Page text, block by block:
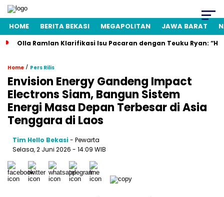
HOME BERITA BEKASI MEGAPOLITAN JAWA BARAT
Olla Ramlan Klarifikasi Isu Pacaran dengan Teuku Ryan:
Home / Pers Rilis
Envision Energy Gandeng Impact
Electrons Siam, Bangun Sistem
Energi Masa Depan Terbesar di Asia
Tenggara di Laos
Tim Hello Bekasi- Pewarta
Selasa, 2 Juni 2026 - 14:09 WIB